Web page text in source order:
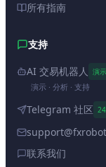
所有指南
支持
AI 交易机器人 演示
演示 · 分析 · 支持
Telegram 社区
联系我们